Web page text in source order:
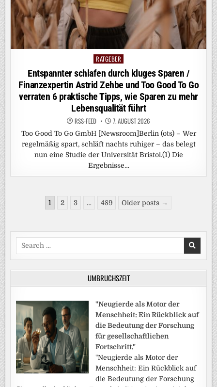
Posted
in
RATGEBER
Entspannter schlafen durch kluges Sparen /
Finanzexpertin Astrid Zehbe und Too Good To Go
verraten 6 praktische Tipps, wie Sparen zu mehr
Lebensqualität führt
RSS-FEED 7. AUGUST 2026
Too Good To Go GmbH [Newsroom]Berlin (ots) – Wer
regelmäßig spart, schläft nachts ruhiger – das belegt
nun eine Studie der Universität Bristol.(1) Die
Ergebnisse…
Seitennummerierung
Beiträge
1 2 3 … 489 Older posts →
Search
for:
UMBRUCHSZEIT
"Neugierde als Motor der
Menschheit: Ein Rückblick auf
die Bedeutung der Forschung
für gesellschaftlichen
Fortschritt."
"Neugierde als Motor der
Menschheit: Ein Rückblick auf
die Bedeutung der Forschung